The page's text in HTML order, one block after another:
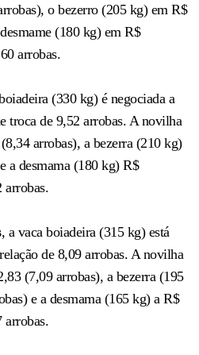
o bezerro (205 kg) em R$
(180 kg) em R$
arrobas.
(330 kg) é negociada a
troca de 9,52 arrobas. A novilha
arrobas), a bezerra (210 kg)
a desmama (180 kg) R$
arrobas.
, a vaca boiadeira (315 kg) está
de 8,09 arrobas. A novilha
(7,09 arrobas), a bezerra (195
e a desmama (165 kg) a R$
arrobas.